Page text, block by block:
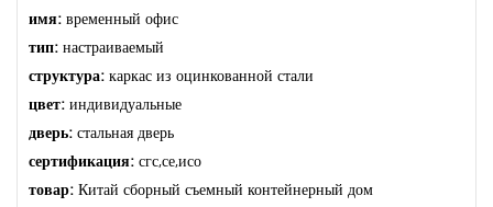
имя: временный офис
тип: настраиваемый
структура: каркас из оцинкованной стали
цвет: индивидуальные
дверь: стальная дверь
сертификация: сгс,се,исо
товар: Китай сборный съемный контейнерный дом